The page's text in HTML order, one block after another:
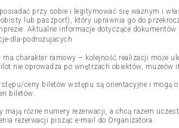
przy sobie i legitymować się ważnym i
lub paszport), który uprawnia go do
Aktualne informacje dotyczące
dla-podrozujacych
charakter ramowy – kolejność realizacji może
nie oprowadza po wnętrzach obiektów, muzeów
ceny biletów wstępu są orientacyjne i
biletów.
różne numery rezerwacji, a chcą razem
rezerwacji pisząc e-mail do Organizatora.